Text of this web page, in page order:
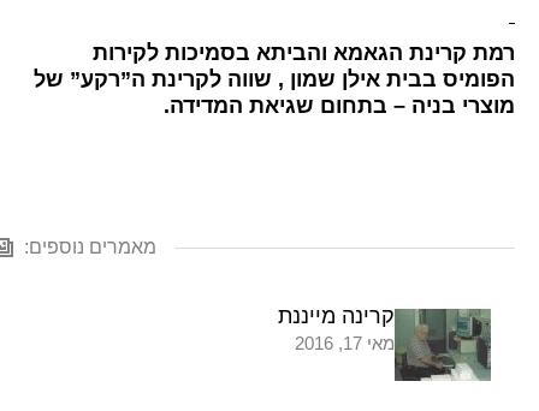
רמת קרינת הגאמא והביתא בסמיכות לקירות
הפומיס בבית אילן שמון , שווה לקרינת ה”רקע” של
מוצרי בניה – בתחום שגיאת המדידה.
מאמרים נוספים:
קרינה מייננת
מאי 17, 2016